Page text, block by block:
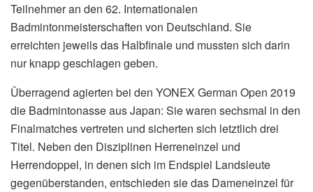
Teilnehmer an den 62. Internationalen
Badmintonmeisterschaften von Deutschland. Sie
erreichten jeweils das Halbfinale und mussten sich darin
nur knapp geschlagen geben.
Überragend agierten bei den YONEX German Open 2019
die Badmintonasse aus Japan: Sie waren sechsmal in den
Finalmatches vertreten und sicherten sich letztlich drei
Titel. Neben den Disziplinen Herreneinzel und
Herrendoppel, in denen sich im Endspiel Landsleute
gegenüberstanden, entschieden sie das Dameneinzel für